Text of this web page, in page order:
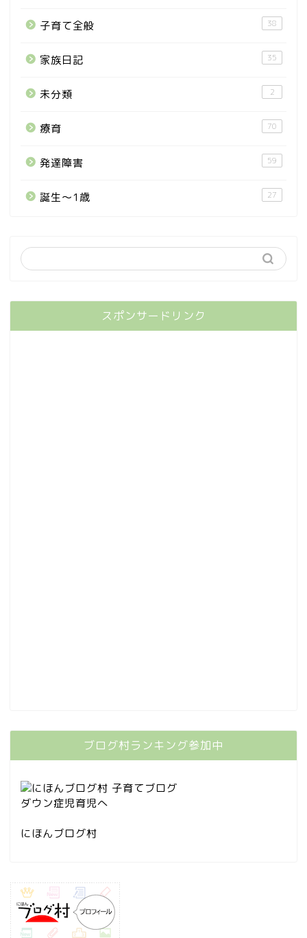
子育て全般 38
家族日記 35
未分類 2
療育 70
発達障害 59
誕生〜1歳 27
スポンサードリンク
ブログ村ランキング参加中
にほんブログ村